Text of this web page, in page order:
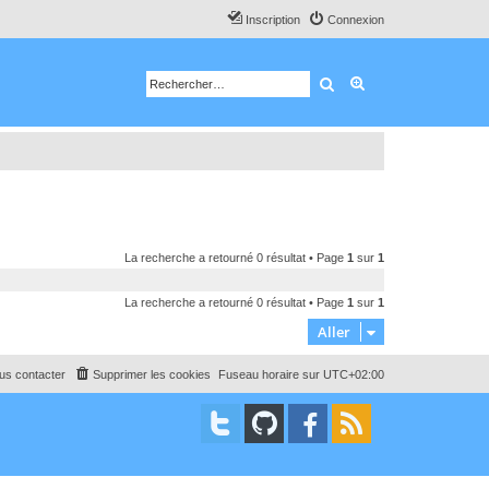
Connexion
Inscription
Rechercher
La recherche a retourné 0 résultat • Page 1 sur 1
La recherche a retourné 0 résultat • Page 1 sur 1
Aller
Fuseau horaire sur UTC+02:00
Supprimer les cookies
contacter